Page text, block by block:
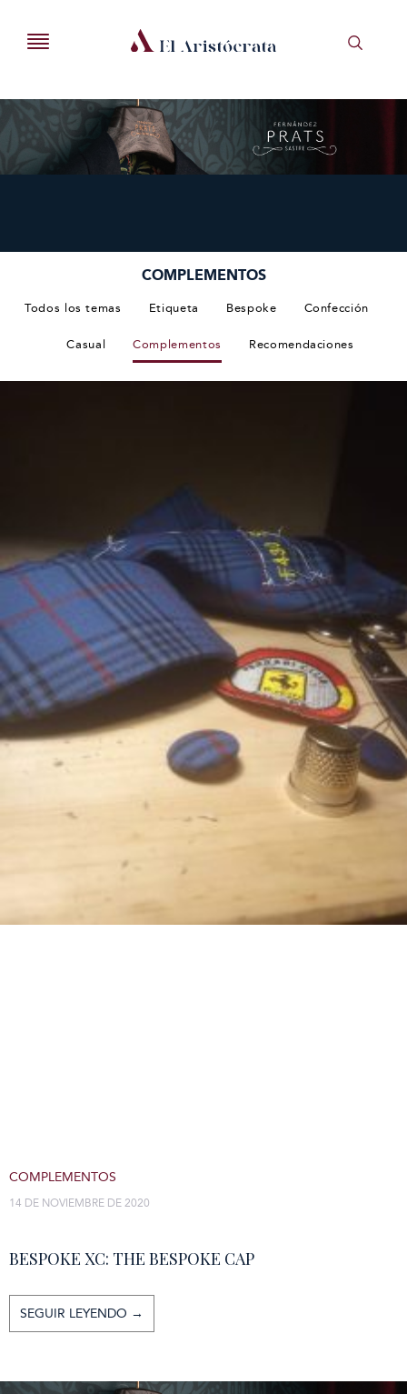
COMPLEMENTOS
Todos los temas Etiqueta Bespoke Confección
Casual Complementos Recomendaciones
BESPOKE XC: THE BESPOKE CAP
14 DE NOVIEMBRE DE 2020
COMPLEMENTOS
SEGUIR LEYENDO →